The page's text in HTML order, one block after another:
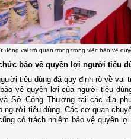
đóng vai trò quan trọng trong việc bảo vệ
bảo vệ quyền lợi người tiêu
tiêu dùng đã quy định rõ về
vệ quyền lợi của người tiêu
Sở Công Thương tại các địa
người tiêu dùng. Các cơ quan
có trách nhiệm bảo vệ quyền